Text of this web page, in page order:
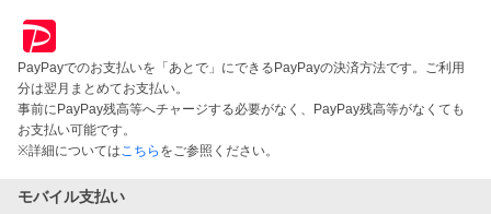
PayPayでのお支払いを「あとで」にできるPayPayの決済方法です。ご利用
分は翌月まとめてお支払い。
事前にPayPay残高等へチャージする必要がなく、PayPay残高等がなくても
お支払い可能です。
※詳細についてはこちら をご参照ください。
モバイル支払い